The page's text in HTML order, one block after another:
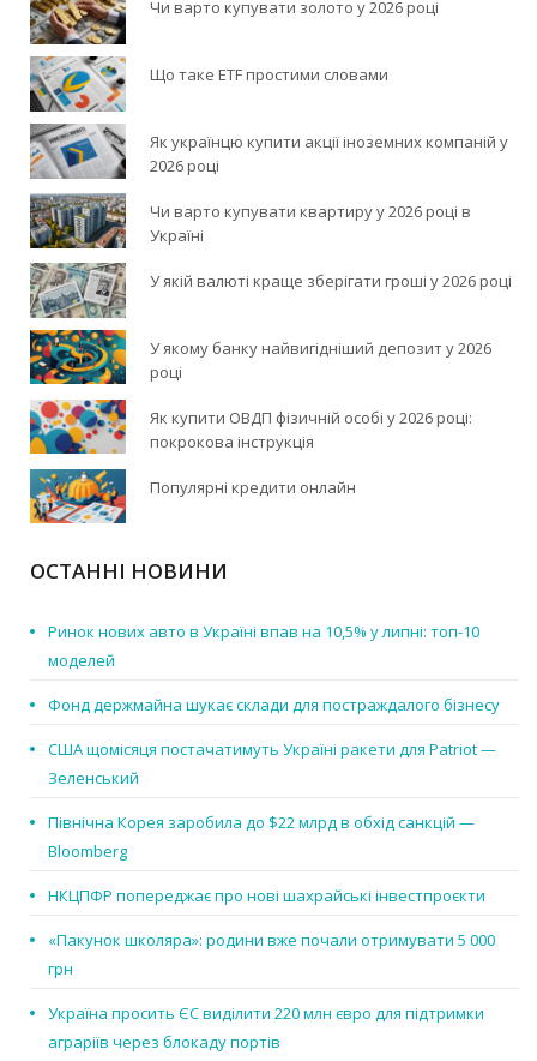
Чи варто купувати золото у 2026 році
Що таке ETF простими словами
Як українцю купити акції іноземних компаній у
2026 році
Чи варто купувати квартиру у 2026 році в
Україні
У якій валюті краще зберігати гроші у 2026 році
У якому банку найвигідніший депозит у 2026
році
Як купити ОВДП фізичній особі у 2026 році:
покрокова інструкція
Популярні кредити онлайн
ОСТАННІ НОВИНИ
Ринок нових авто в Україні впав на 10,5% у липні: топ-10
моделей
Фонд держмайна шукає склади для постраждалого бізнесу
США щомісяця постачатимуть Україні ракети для Patriot —
Зеленський
Північна Корея заробила до $22 млрд в обхід санкцій —
Bloomberg
НКЦПФР попереджає про нові шахрайські інвестпроєкти
«Пакунок школяра»: родини вже почали отримувати 5 000
грн
Україна просить ЄС виділити 220 млн євро для підтримки
аграріїв через блокаду портів